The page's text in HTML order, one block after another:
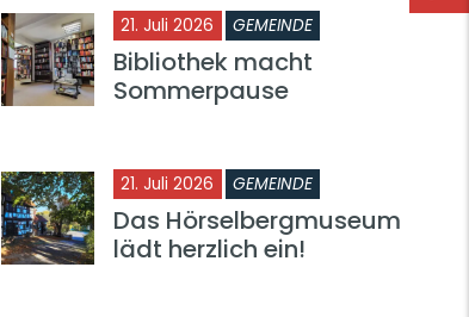
21. Juli 2026 GEMEINDE
Bibliothek macht
Sommerpause
21. Juli 2026 GEMEINDE
Das Hörselbergmuseum
lädt herzlich ein!